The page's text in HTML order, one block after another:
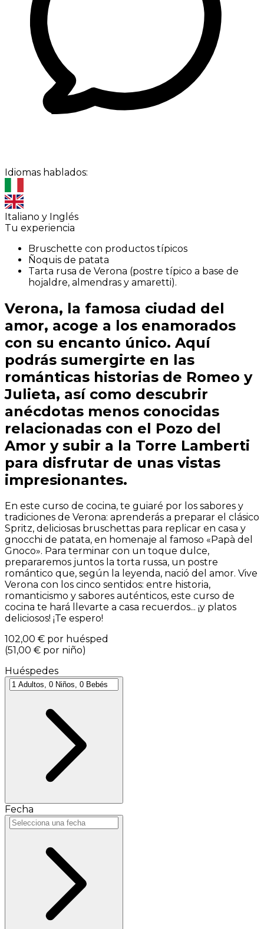
Idiomas hablados:
Italiano y Inglés
Tu experiencia
Bruschette con productos típicos
Ñoquis de patata
Tarta rusa de Verona (postre típico a base de
hojaldre, almendras y amaretti).
Verona, la famosa ciudad del
amor, acoge a los enamorados
con su encanto único. Aquí
podrás sumergirte en las
románticas historias de Romeo y
Julieta, así como descubrir
anécdotas menos conocidas
relacionadas con el Pozo del
Amor y subir a la Torre Lamberti
para disfrutar de unas vistas
impresionantes.
En este curso de cocina, te guiaré por los sabores y
tradiciones de Verona: aprenderás a preparar el clásico
Spritz, deliciosas bruschettas para replicar en casa y
gnocchi de patata, en homenaje al famoso «Papà del
Gnoco». Para terminar con un toque dulce,
prepararemos juntos la torta russa, un postre
romántico que, según la leyenda, nació del amor. Vive
Verona con los cinco sentidos: entre historia,
romanticismo y sabores auténticos, este curso de
cocina te hará llevarte a casa recuerdos... ¡y platos
deliciosos! ¡Te espero!
102,00 € por huésped
(51,00 € por niño)
Huéspedes
Fecha